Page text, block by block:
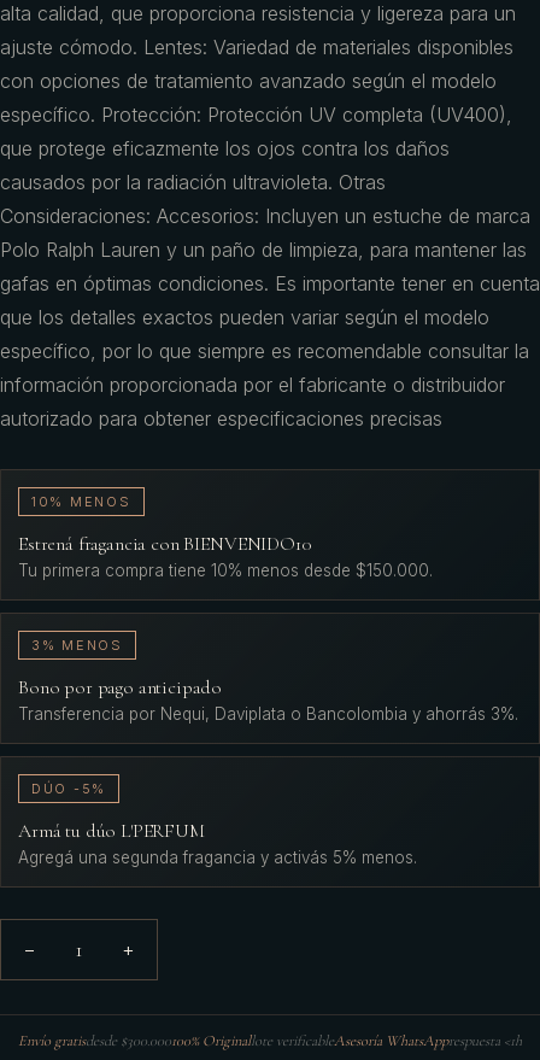
alta calidad, que proporciona resistencia y ligereza para un
ajuste cómodo. Lentes: Variedad de materiales disponibles
con opciones de tratamiento avanzado según el modelo
específico. Protección: Protección UV completa (UV400),
que protege eficazmente los ojos contra los daños
causados por la radiación ultravioleta. Otras
Consideraciones: Accesorios: Incluyen un estuche de marca
Polo Ralph Lauren y un paño de limpieza, para mantener las
gafas en óptimas condiciones. Es importante tener en cuenta
que los detalles exactos pueden variar según el modelo
específico, por lo que siempre es recomendable consultar la
información proporcionada por el fabricante o distribuidor
autorizado para obtener especificaciones precisas
10% MENOS
Estrená fragancia con BIENVENIDO10
Tu primera compra tiene 10% menos desde $150.000.
3% MENOS
Bono por pago anticipado
Transferencia por Nequi, Daviplata o Bancolombia y ahorrás 3%.
DÚO -5%
Armá tu dúo L'PERFUM
Agregá una segunda fragancia y activás 5% menos.
− 1 +
Envío gratisdesde $300.000100% Originallote verificableAsesoría WhatsApprespuesta <1h